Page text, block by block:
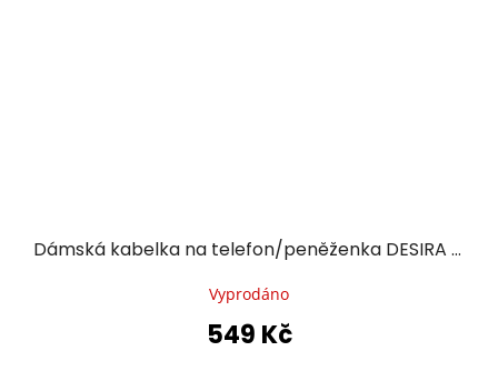
Dámská kabelka na telefon/peněženka DESIRA s popruhem přes rameno černá
Vyprodáno
549 Kč